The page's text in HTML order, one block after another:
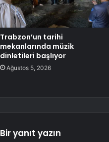
Trabzon’un tarihi
mekanlarında müzik
dinletileri başlıyor
Ağustos 5, 2026
Bir yanıt yazın